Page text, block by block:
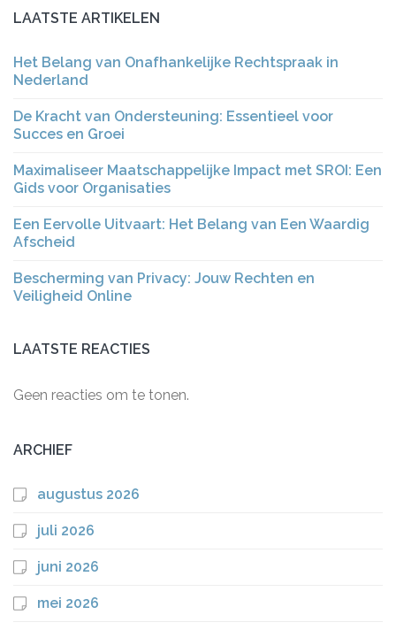
LAATSTE ARTIKELEN
Het Belang van Onafhankelijke Rechtspraak in
Nederland
De Kracht van Ondersteuning: Essentieel voor
Succes en Groei
Maximaliseer Maatschappelijke Impact met SROI: Een
Gids voor Organisaties
Een Eervolle Uitvaart: Het Belang van Een Waardig
Afscheid
Bescherming van Privacy: Jouw Rechten en
Veiligheid Online
LAATSTE REACTIES
Geen reacties om te tonen.
ARCHIEF
augustus 2026
juli 2026
juni 2026
mei 2026